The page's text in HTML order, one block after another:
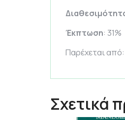
Έκπτωση: 31%
Παρέχεται από:
Σχετικά